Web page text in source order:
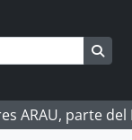
ARAU, parte